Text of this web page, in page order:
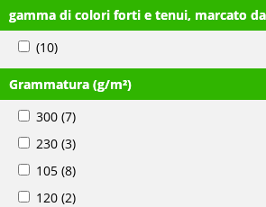
gamma di colori forti e tenui, marcato
(10)
Grammatura (g/m²)
300 (7)
230 (3)
105 (8)
120 (2)